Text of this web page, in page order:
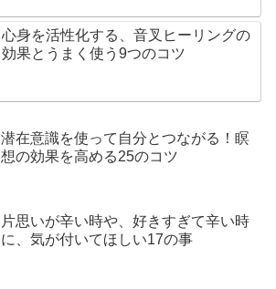
心身を活性化する、音叉ヒーリングの
効果とうまく使う9つのコツ
潜在意識を使って自分とつながる！瞑
想の効果を高める25のコツ
片思いが辛い時や、好きすぎて辛い時
に、気が付いてほしい17の事